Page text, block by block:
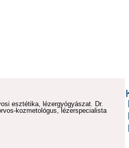
esztétika, lézergyógyászat. Dr.
kozmetológus, lézerspecialista